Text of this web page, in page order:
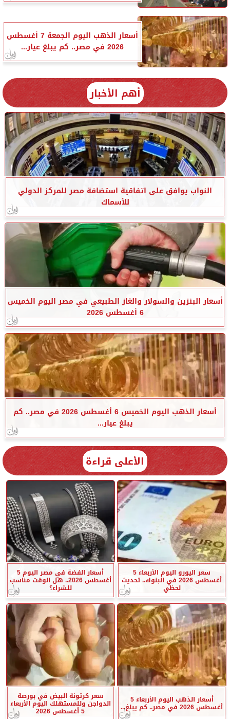
أسعار الذهب اليوم الجمعة 7 أغسطس
2026 في مصر.. كم يبلغ عيار...
أهم الأخبار
النواب يوافق على اتفاقية استضافة مصر للمركز الدولي
للأسماك
أسعار البنزين والسولار والغاز الطبيعي في مصر اليوم الخميس
6 أغسطس 2026
أسعار الذهب اليوم الخميس 6 أغسطس 2026 في مصر.. كم
يبلغ عيار...
الأعلى قراءة
سعر اليورو اليوم الأربعاء 5
أغسطس 2026 في البنوك.. تحديث
لحظي
أسعار الفضة في مصر اليوم 5
أغسطس 2026.. هل الوقت مناسب
للشراء؟
أسعار الذهب اليوم الأربعاء 5
أغسطس 2026 في مصر.. كم يبلغ...
سعر كرتونة البيض في بورصة
الدواجن وللمستهلك اليوم الأربعاء
5 أغسطس 2026